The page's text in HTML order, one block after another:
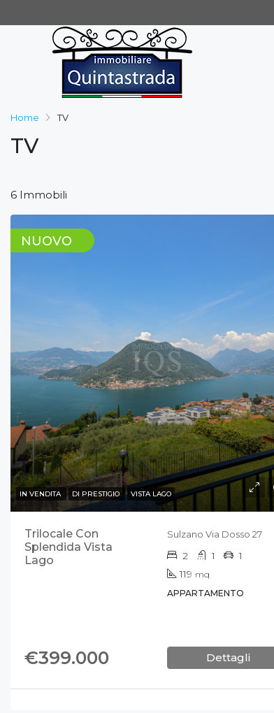
Home TV
TV
6 Immobili
NUOVO
IN VENDITA DI PRESTIGIO VISTA LAGO
Trilocale Con
Splendida Vista
Lago
€399.000
Sulzano Via Dosso 27
2 1
1
119 mq
APPARTAMENTO
Dettagli